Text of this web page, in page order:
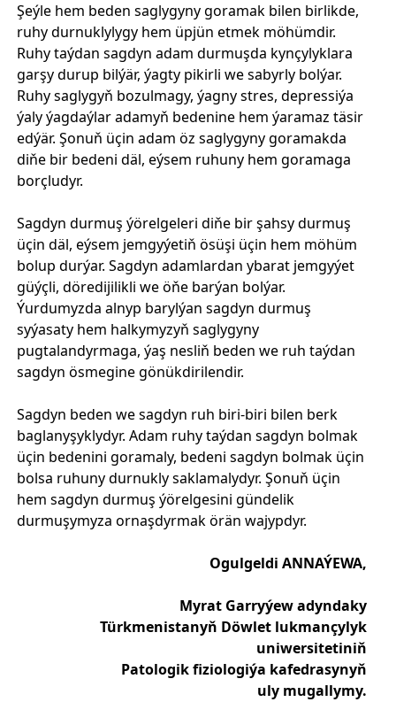
Şeýle hem beden saglygyny goramak bilen birlikde,
ruhy durnuklylygy hem üpjün etmek möhümdir.
Ruhy taýdan sagdyn adam durmuşda kynçylyklara
garşy durup bilýär, ýagty pikirli we sabyrly bolýar.
Ruhy saglygyň bozulmagy, ýagny stres, depressiýa
ýaly ýagdaýlar adamyň bedenine hem ýaramaz täsir
edýär. Şonuň üçin adam öz saglygyny goramakda
diňe bir bedeni däl, eýsem ruhuny hem goramaga
borçludyr.
Sagdyn durmuş ýörelgeleri diňe bir şahsy durmuş
üçin däl, eýsem jemgyýetiň ösüşi üçin hem möhüm
bolup durýar. Sagdyn adamlardan ybarat jemgyýet
güýçli, döredijilikli we öňe barýan bolýar.
Ýurdumyzda alnyp barylýan sagdyn durmuş
syýasaty hem halkymyzyň saglygyny
pugtalandyrmaga, ýaş nesliň beden we ruh taýdan
sagdyn ösmegine gönükdirilendir.
Sagdyn beden we sagdyn ruh biri-biri bilen berk
baglanyşyklydyr. Adam ruhy taýdan sagdyn bolmak
üçin bedenini goramaly, bedeni sagdyn bolmak üçin
bolsa ruhuny durnukly saklamalydyr. Şonuň üçin
hem sagdyn durmuş ýörelgesini gündelik
durmuşymyza ornaşdyrmak örän wajypdyr.
Ogulgeldi ANNAÝEWA,
Myrat Garryýew adyndaky
Türkmenistanyň Döwlet lukmançylyk
uniwersitetiniň
Patologik fiziologiýa kafedrasynyň
uly mugallymy.